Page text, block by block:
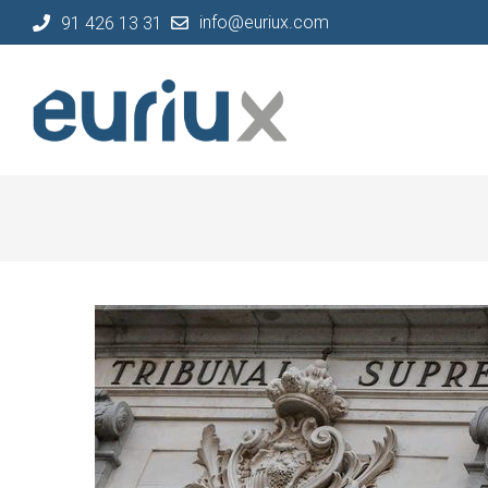
91 426 13 31 info@euriux.com